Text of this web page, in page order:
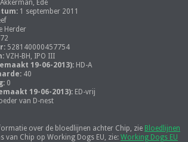
Ede
1 september 2011
Herder
528140000457754
VZH-BH, IPO III
19-06-2013): HD-A
40
0
19-06-2013): ED-vrij
van D-nest
over de bloedlijnen achter Chip, zie Bloedlijnen
van Chip op Working Dogs EU, zie: Working Dogs EU